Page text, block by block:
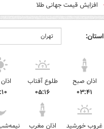
افزایش قیمت جهانی طلا
استان:
اذان صبح
۰۳:۴۱
طلوع آفتاب
۰۵:۱۶
غروب خورشید
اذان مغرب